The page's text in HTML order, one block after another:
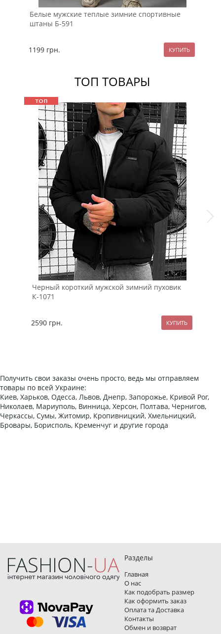
Белые мужские теплые зимние спортивные
штаны Б-591
1199 грн.
ТОП ТОВАРЫ
Черный короткий мужской зимний пуховик
К-1071
2590 грн.
Получить свои заказы очень просто, ведь мы отправляем
товары по всей Украине:
Киев, Харьков, Одесса, Львов, Днепр, Запорожье, Кривой Рог,
Николаев, Мариуполь, Винница, Херсон, Полтава, Чернигов,
Черкассы, Сумы, Житомир, Кропивницкий, Хмельницкий,
Бровары, Борисполь, Кременчуг и другие города
Разделы
Главная
О нас
Как подобрать размер
Как оформить заказ
Оплата та Доставка
Контакты
Обмен и возврат